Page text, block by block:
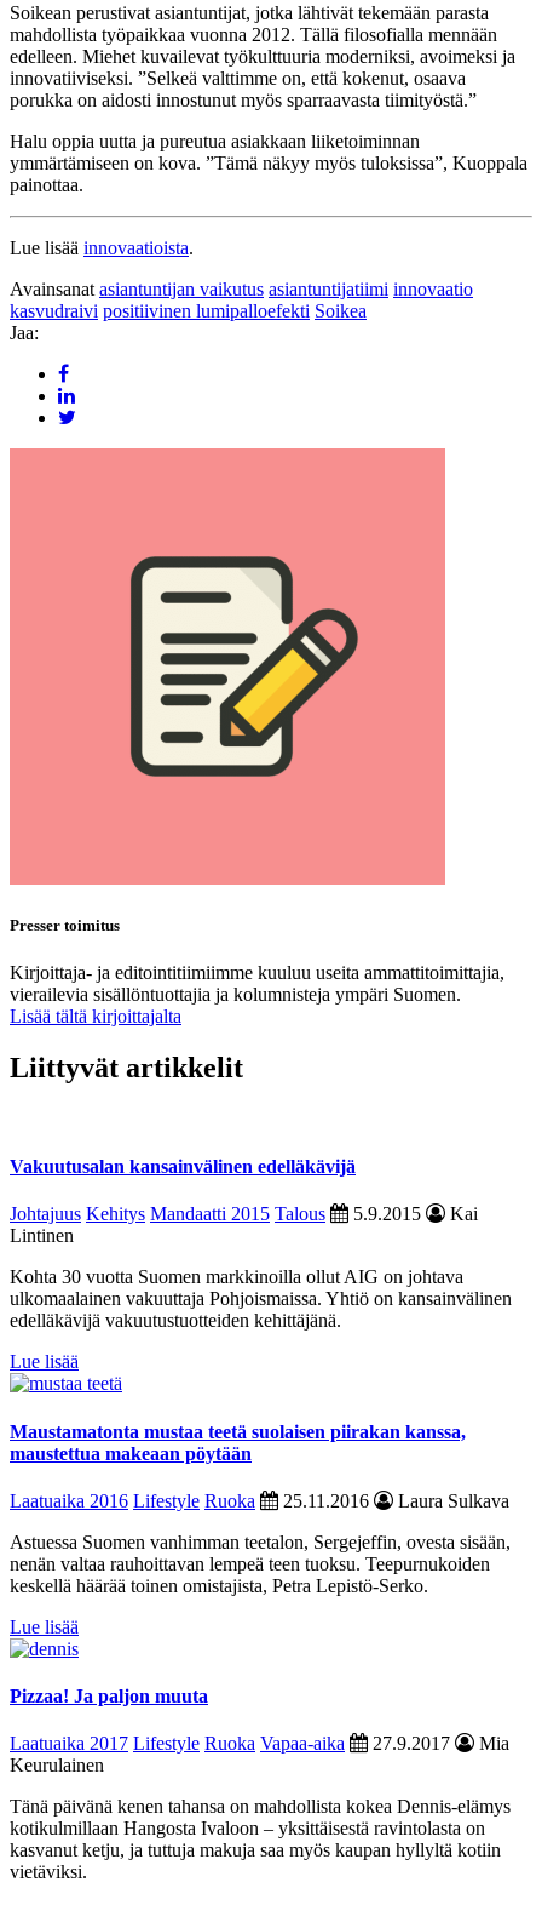
Soikean perustivat asiantuntijat, jotka lähtivät tekemään parasta
mahdollista työpaikkaa vuonna 2012. Tällä filosofialla mennään
edelleen. Miehet kuvailevat työkulttuuria moderniksi, avoimeksi ja
innovatiiviseksi. ”Selkeä valttimme on, että kokenut, osaava
porukka on aidosti innostunut myös sparraavasta tiimityöstä.”
Halu oppia uutta ja pureutua asiakkaan liiketoiminnan
ymmärtämiseen on kova. ”Tämä näkyy myös tuloksissa”, Kuoppala
painottaa.
Lue lisää innovaatioista.
Avainsanat asiantuntijan vaikutus asiantuntijatiimi innovaatio
kasvudraivi positiivinen lumipalloefekti Soikea
Jaa:
Presser toimitus
Kirjoittaja- ja editointitiimiimme kuuluu useita ammattitoimittajia,
vierailevia sisällöntuottajia ja kolumnisteja ympäri Suomen.
Lisää tältä kirjoittajalta
Liittyvät artikkelit
Vakuutusalan kansainvälinen edelläkävijä
Johtajuus Kehitys Mandaatti 2015 Talous 5.9.2015
Kai
Lintinen
Kohta 30 vuotta Suomen markkinoilla ollut AIG on johtava
ulkomaalainen vakuuttaja Pohjoismaissa. Yhtiö on kansainvälinen
edelläkävijä vakuutustuotteiden kehittäjänä.
Lue lisää
Maustamatonta mustaa teetä suolaisen piirakan kanssa,
maustettua makeaan pöytään
Laatuaika 2016 Lifestyle Ruoka 25.11.2016
Laura Sulkava
Astuessa Suomen vanhimman teetalon, Sergejeffin, ovesta sisään,
nenän valtaa rauhoittavan lempeä teen tuoksu. Teepurnukoiden
keskellä häärää toinen omistajista, Petra Lepistö-Serko.
Lue lisää
Pizzaa! Ja paljon muuta
Laatuaika 2017 Lifestyle Ruoka Vapaa-aika 27.9.2017
Mia
Keurulainen
Tänä päivänä kenen tahansa on mahdollista kokea Dennis-elämys
kotikulmillaan Hangosta Ivaloon – yksittäisestä ravintolasta on
kasvanut ketju, ja tuttuja makuja saa myös kaupan hyllyltä kotiin
vietäviksi.